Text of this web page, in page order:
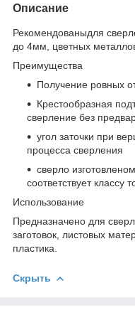
Описание
Рекомендованыдля
до 4мм, цветных
Преимущества
Получение ровных
Крестообразная
сверление без
угол заточки при
процесса сверления
сверло
соответствует классу
Использование
Предназначено для
заготовок, листовых
пластика.
Скрыть